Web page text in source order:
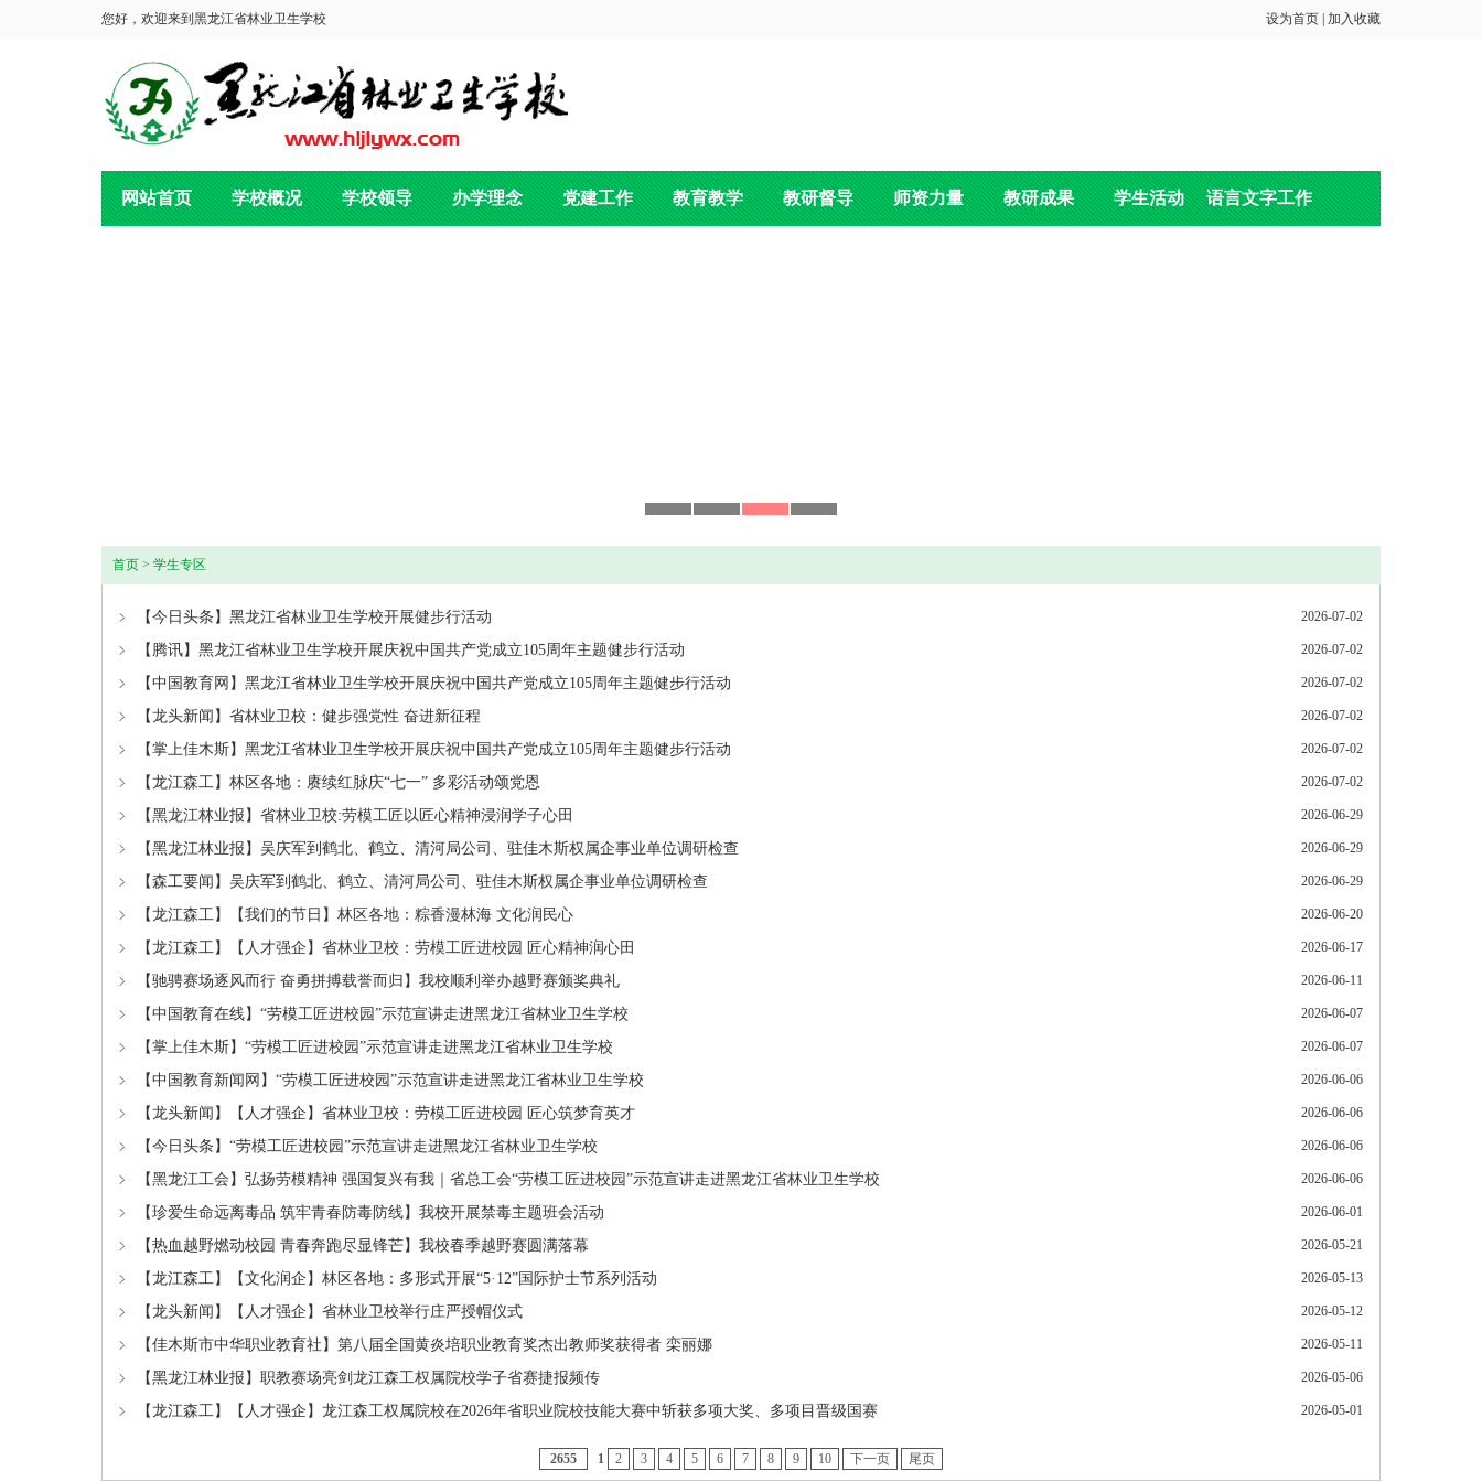
您好，欢迎来到黑龙江省林业卫生学校 设为首页 加入收藏
网站首页 学校概况 学校领导 办学理念 党建工作 教育教学 教研督导 师资力量 教研成果 学生活动 语言文字工作
首页 > 学生专区
【今日头条】黑龙江省林业卫生学校开展健步行活动 2026-07-02
【腾讯】黑龙江省林业卫生学校开展庆祝中国共产党成立105周年主题健步行活动 2026-07-02
【中国教育网】黑龙江省林业卫生学校开展庆祝中国共产党成立105周年主题健步行活动 2026-07-02
【龙头新闻】省林业卫校：健步强党性 奋进新征程 2026-07-02
【掌上佳木斯】黑龙江省林业卫生学校开展庆祝中国共产党成立105周年主题健步行活动 2026-07-02
【龙江森工】林区各地：赓续红脉庆“七一” 多彩活动颂党恩 2026-07-02
【黑龙江林业报】省林业卫校:劳模工匠以匠心精神浸润学子心田 2026-06-29
【黑龙江林业报】吴庆军到鹤北、鹤立、清河局公司、驻佳木斯权属企事业单位调研检查 2026-06-29
【森工要闻】吴庆军到鹤北、鹤立、清河局公司、驻佳木斯权属企事业单位调研检查 2026-06-29
【龙江森工】【我们的节日】林区各地：粽香漫林海 文化润民心 2026-06-20
【龙江森工】【人才强企】省林业卫校：劳模工匠进校园 匠心精神润心田 2026-06-17
【驰骋赛场逐风而行 奋勇拼搏载誉而归】我校顺利举办越野赛颁奖典礼 2026-06-11
【中国教育在线】“劳模工匠进校园”示范宣讲走进黑龙江省林业卫生学校 2026-06-07
【掌上佳木斯】“劳模工匠进校园”示范宣讲走进黑龙江省林业卫生学校 2026-06-07
【中国教育新闻网】“劳模工匠进校园”示范宣讲走进黑龙江省林业卫生学校 2026-06-06
【龙头新闻】【人才强企】省林业卫校：劳模工匠进校园 匠心筑梦育英才 2026-06-06
【今日头条】“劳模工匠进校园”示范宣讲走进黑龙江省林业卫生学校 2026-06-06
【黑龙江工会】弘扬劳模精神 强国复兴有我｜省总工会“劳模工匠进校园”示范宣讲走进黑龙江省林业卫生学校 2026-06-06
【珍爱生命远离毒品 筑牢青春防毒防线】我校开展禁毒主题班会活动 2026-06-01
【热血越野燃动校园 青春奔跑尽显锋芒】我校春季越野赛圆满落幕 2026-05-21
【龙江森工】【文化润企】林区各地：多形式开展“5·12”国际护士节系列活动 2026-05-13
【龙头新闻】【人才强企】省林业卫校举行庄严授帽仪式 2026-05-12
【佳木斯市中华职业教育社】第八届全国黄炎培职业教育奖杰出教师奖获得者 栾丽娜 2026-05-11
【黑龙江林业报】职教赛场亮剑龙江森工权属院校学子省赛捷报频传 2026-05-06
【龙江森工】【人才强企】龙江森工权属院校在2026年省职业院校技能大赛中斩获多项大奖、多项目晋级国赛 2026-05-01
2655 1 2 3 4 5 6 7 8 9 10 下一页 尾页